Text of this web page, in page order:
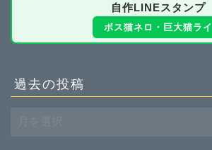
自作LINEスタンプ
ボス猫ネロ・巨大猫ライ
過去の投稿
去